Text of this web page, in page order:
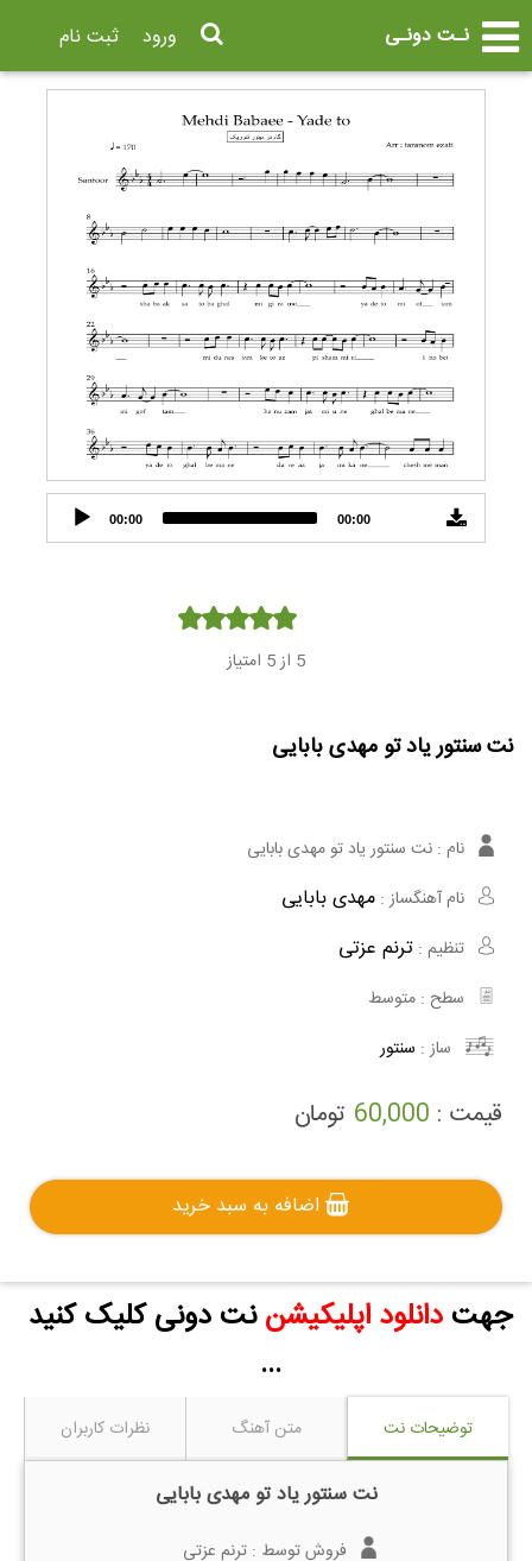
نـت دونـی ثبت نام ورود
Audio
Player
00:00 00:00
5 از 5 امتیاز
نت سنتور یاد تو مهدی بابایی
نام : نت سنتور یاد تو مهدی بابایی
نام آهنگساز : مهدی بابایی
تنظیم : ترنم عزتی
سطح : متوسط
ساز : سنتور
قیمت : 60,000 تومان
اضافه به سبد خرید
جهتدانلود اپلیکیشن نت دونی کلیک کنید
...
توضیحات نت متن آهنگ نظرات کاربران
نت سنتور یاد تو مهدی بابایی
فروش توسط : ترنم عزتی